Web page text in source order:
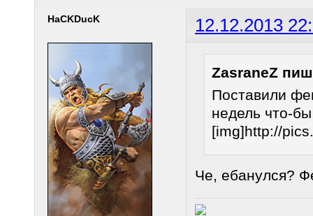
HaCKDucK 12.12.2013
ZasraneZ
Поставили
недель что-
[img]http://
Че, ебанулся?